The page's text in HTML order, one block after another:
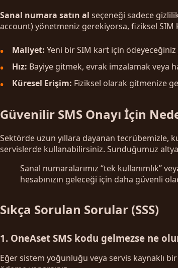
Sanal numara satın al seçeneği sadece
account) yönetmeniz gerekiyorsa, fiziksel SIM
Maliyet: Yeni bir SIM kart için
Hız: Bayiye gitmek, evrak imzalamak veya
Küresel Erişim: Fiziksel olarak gitmenize
Güvenilir SMS Onayı İçin
Sektörde uzun yıllara dayanan tecrübemizle,
servislerde kullanabilirsiniz. Sunduğumuz
Sanal numaralarımız “tek kullanımlık”
hesabınızın geleceği için daha güvenli
Sıkça Sorulan Sorular (SSS)
1. OneAset SMS kodu gelmezse ne
Eğer sistem yoğunluğu veya servis kaynaklı